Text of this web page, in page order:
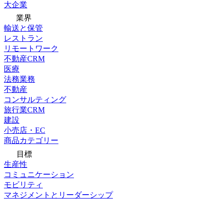
大企業
業界
輸送と保管
レストラン
リモートワーク
不動産CRM
医療
法務業務
不動産
コンサルティング
旅行業CRM
建設
小売店・EC
商品カテゴリー
目標
生産性
コミュニケーション
モビリティ
マネジメントとリーダーシップ